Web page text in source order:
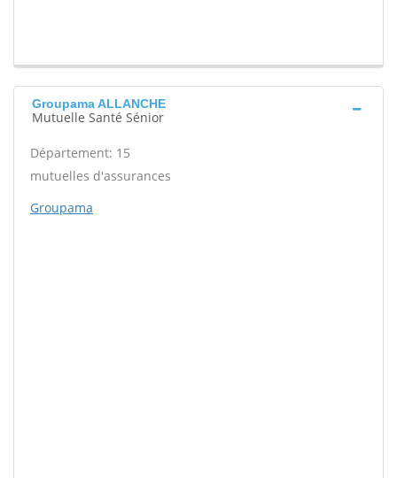
Groupama ALLANCHE
Mutuelle Santé Sénior
Département: 15
mutuelles d'assurances
Groupama